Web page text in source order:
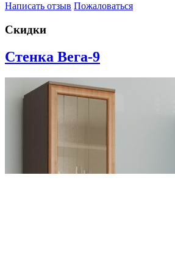
Написать отзыв Пожаловаться
Скидки
Стенка Вега-9